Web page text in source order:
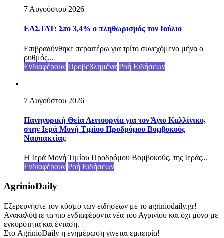
7 Αυγούστου 2026
ΕΛΣΤΑΤ: Στο 3,4% ο πληθωρισμός τον Ιούλιο
Επιβραδύνθηκε περαιτέρω για τρίτο συνεχόμενο μήνα ο
ρυθμός...
Ενδιαφέρουν Προβεβλημένα Ροή Ειδήσεων
7 Αυγούστου 2026
Πανηγυρική Θεία Λειτουργία για τον Άγιο Καλλίνικο,
στην Ιερά Μονή Τιμίου Προδρόμου Βομβοκούς
Ναυπακτίας
Η Ιερά Μονή Τιμίου Προδρόμου Βομβοκούς, της Ιεράς...
Ενδιαφέρουν Ροή Ειδήσεων
AgrinioDaily
Εξερευνήστε τον κόσμο των ειδήσεων με το agriniodaily.gr!
Ανακαλύψτε τα πιο ενδιαφέροντα νέα του Αγρινίου και όχι μόνο με
εγκυρότητα και ένταση.
Στο AgrinioDaily η ενημέρωση γίνεται εμπειρία!